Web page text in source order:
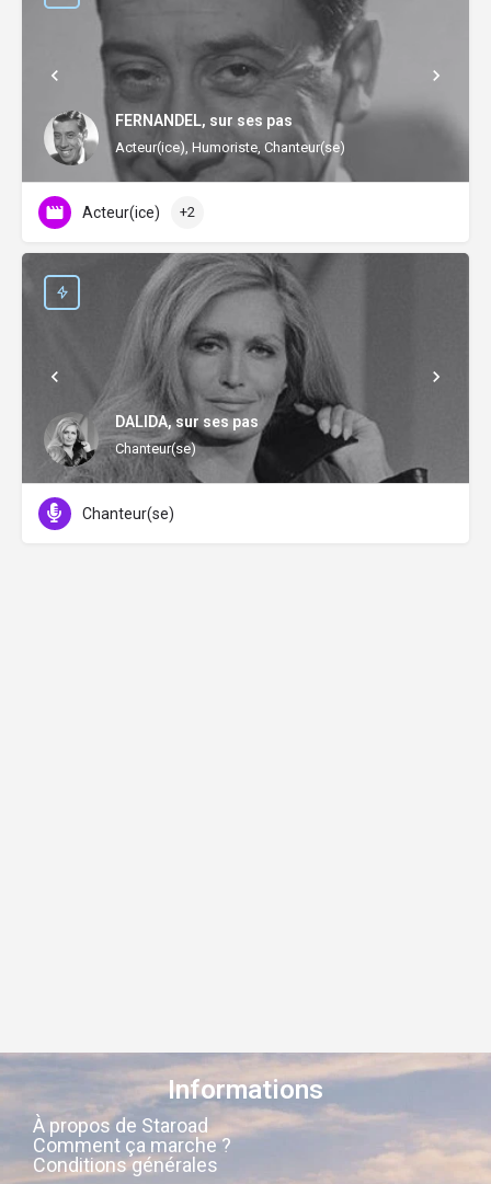
FERNANDEL, sur ses pas
Acteur(ice), Humoriste, Chanteur(se)
Acteur(ice) +2
DALIDA, sur ses pas
Chanteur(se)
Chanteur(se)
Informations
À propos de Staroad
Comment ça marche ?
Conditions générales